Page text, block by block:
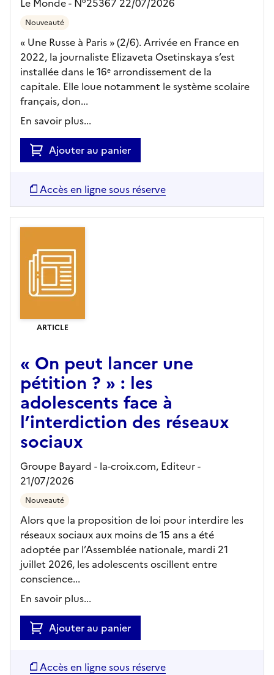
Le Monde - N°25367 22/07/2026
Nouveauté
« Une Russe à Paris » (2/6). Arrivée en France en
2022, la journaliste Elizaveta Osetinskaya s’est
installée dans le 16ᵉ arrondissement de la
capitale. Elle loue notamment le système scolaire
français, don...
En savoir plus...
Ajouter au panier
Accès en ligne sous réserve
ARTICLE
« On peut lancer une
pétition ? » : les
adolescents face à
l’interdiction des réseaux
sociaux
Groupe Bayard - la-croix.com, Editeur-
21/07/2026
Nouveauté
Alors que la proposition de loi pour interdire les
réseaux sociaux aux moins de 15 ans a été
adoptée par l’Assemblée nationale, mardi 21
juillet 2026, les adolescents oscillent entre
conscience...
En savoir plus...
Ajouter au panier
Accès en ligne sous réserve